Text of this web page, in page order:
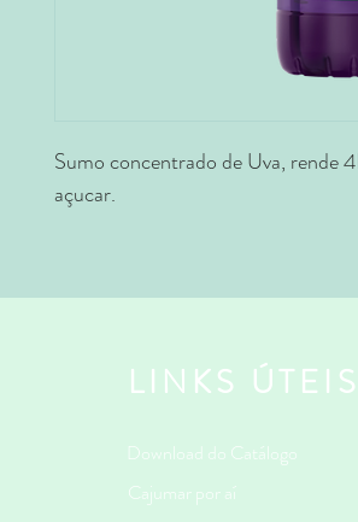
Sumo concentrado de Uva, rende
açucar.
LINKS ÚTEIS
Download do Catálogo
Cajumar por aí